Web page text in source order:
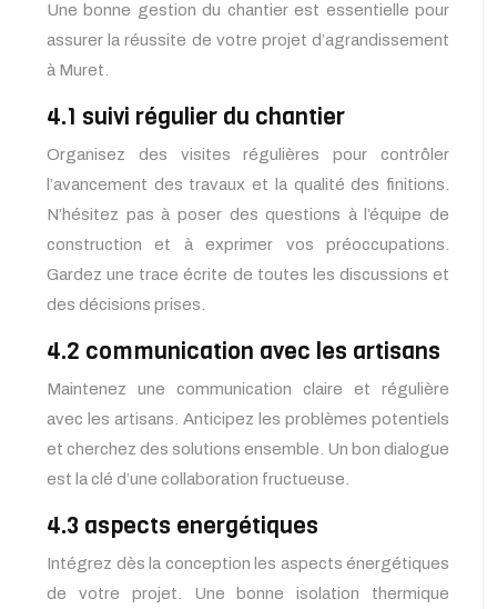
Une bonne gestion du chantier est essentielle pour
assurer la réussite de votre projet d’agrandissement
à Muret.
4.1 suivi régulier du chantier
Organisez des visites régulières pour contrôler
l’avancement des travaux et la qualité des finitions.
N’hésitez pas à poser des questions à l’équipe de
construction et à exprimer vos préoccupations.
Gardez une trace écrite de toutes les discussions et
des décisions prises.
4.2 communication avec les artisans
Maintenez une communication claire et régulière
avec les artisans. Anticipez les problèmes potentiels
et cherchez des solutions ensemble. Un bon dialogue
est la clé d’une collaboration fructueuse.
4.3 aspects energétiques
Intégrez dès la conception les aspects énergétiques
de votre projet. Une bonne isolation thermique